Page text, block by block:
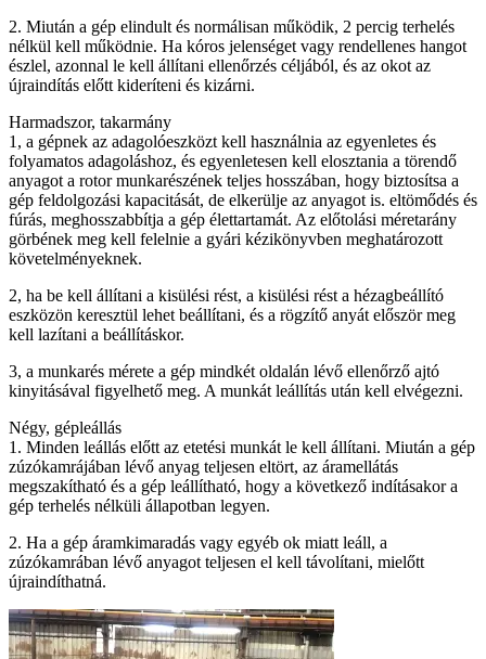
2. Miután a gép elindult és normálisan működik, 2 percig terhelés
nélkül kell működnie. Ha kóros jelenséget vagy rendellenes hangot
észlel, azonnal le kell állítani ellenőrzés céljából, és az okot az
újraindítás előtt kideríteni és kizárni.
Harmadszor, takarmány
1, a gépnek az adagolóeszközt kell használnia az egyenletes és
folyamatos adagoláshoz, és egyenletesen kell elosztania a törendő
anyagot a rotor munkarészének teljes hosszában, hogy biztosítsa a
gép feldolgozási kapacitását, de elkerülje az anyagot is. eltömődés és
fúrás, meghosszabbítja a gép élettartamát. Az előtolási méretarány
görbének meg kell felelnie a gyári kézikönyvben meghatározott
követelményeknek.
2, ha be kell állítani a kisülési rést, a kisülési rést a hézagbeállító
eszközön keresztül lehet beállítani, és a rögzítő anyát először meg
kell lazítani a beállításkor.
3, a munkarés mérete a gép mindkét oldalán lévő ellenőrző ajtó
kinyitásával figyelhető meg. A munkát leállítás után kell elvégezni.
Négy, gépleállás
1. Minden leállás előtt az etetési munkát le kell állítani. Miután a gép
zúzókamrájában lévő anyag teljesen eltört, az áramellátás
megszakítható és a gép leállítható, hogy a következő indításakor a
gép terhelés nélküli állapotban legyen.
2. Ha a gép áramkimaradás vagy egyéb ok miatt leáll, a
zúzókamrában lévő anyagot teljesen el kell távolítani, mielőtt
újraindíthatná.